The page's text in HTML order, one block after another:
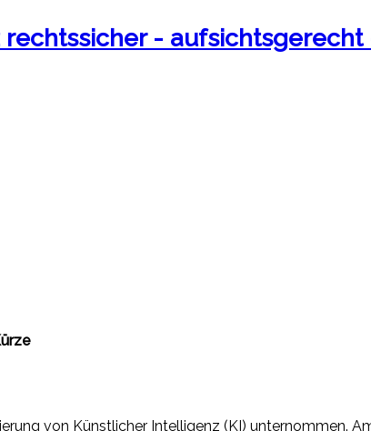
rechtssicher -
von Künstlicher Intelligenz (KI) unternommen.